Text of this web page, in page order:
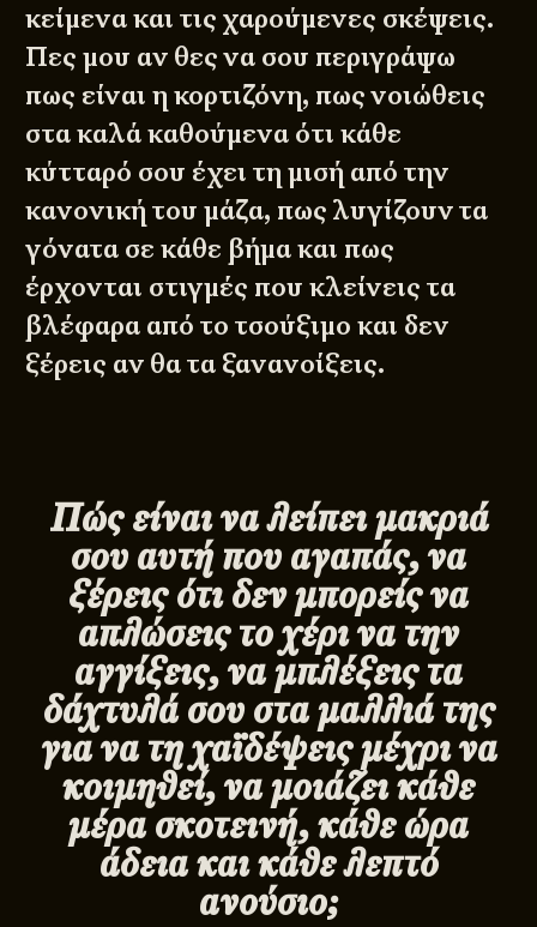
κείμενα και τις χαρούμενες σκέψεις.
Πες μου αν θες να σου περιγράψω
πως είναι η κορτιζόνη, πως νοιώθεις
στα καλά καθούμενα ότι κάθε
κύτταρό σου έχει τη μισή από την
κανονική του μάζα, πως λυγίζουν τα
γόνατα σε κάθε βήμα και πως
έρχονται στιγμές που κλείνεις τα
βλέφαρα από το τσούξιμο και δεν
ξέρεις αν θα τα ξανανοίξεις.
Πώς είναι να λείπει μακριά
σου αυτή που αγαπάς, να
ξέρεις ότι δεν μπορείς να
απλώσεις το χέρι να την
αγγίξεις, να μπλέξεις τα
δάχτυλά σου στα μαλλιά της
για να τη χαϊδέψεις μέχρι να
κοιμηθεί, να μοιάζει κάθε
μέρα σκοτεινή, κάθε ώρα
άδεια και κάθε λεπτό
ανούσιο;